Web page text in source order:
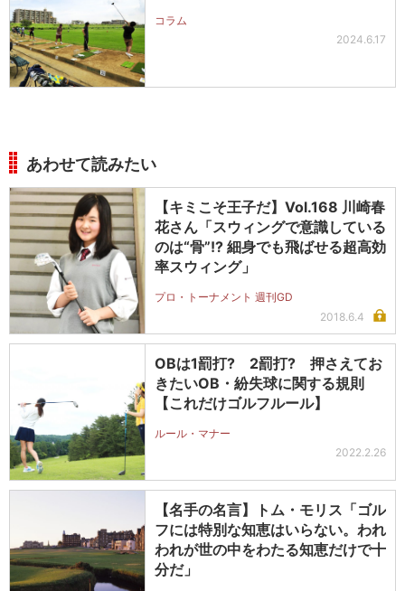
コラム
2024.6.17
あわせて読みたい
【キミこそ王子だ】Vol.168 川崎春
花さん「スウィングで意識している
のは“骨”!? 細身でも飛ばせる超高効
率スウィング」
プロ・トーナメント 週刊GD
2018.6.4
OBは1罰打? 2罰打? 押さえてお
きたいOB・紛失球に関する規則
【これだけゴルフルール】
ルール・マナー
2022.2.26
【名手の名言】トム・モリス「ゴル
フには特別な知恵はいらない。われ
われが世の中をわたる知恵だけで十
分だ」